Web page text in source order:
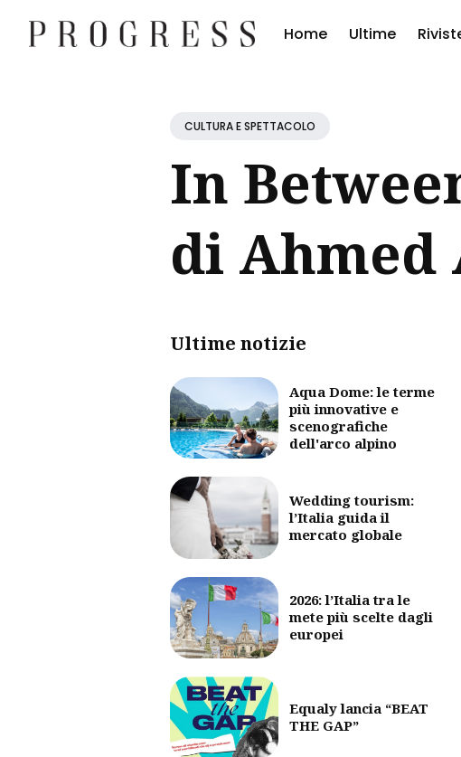
Home Ultime
CULTURA E SPETTACOLO
In
di Ahmed
Ultime notizie
Aqua Dome: le terme
più innovative e
scenografiche
dell'arco alpino
Wedding tourism:
l’Italia guida il
mercato globale
2026: l’Italia tra le
mete più scelte dagli
europei
Equaly lancia “BEAT
THE GAP”